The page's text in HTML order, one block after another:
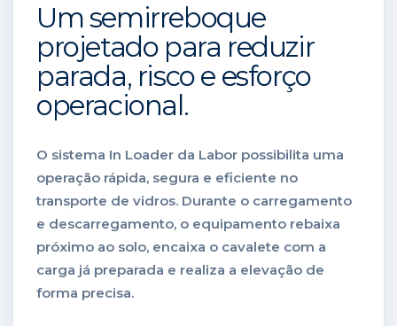
Um semirreboque
projetado para reduzir
parada, risco e esforço
operacional.
O sistema In Loader da Labor possibilita uma
operação rápida, segura e eficiente no
transporte de vidros. Durante o carregamento
e descarregamento, o equipamento rebaixa
próximo ao solo, encaixa o cavalete com a
carga já preparada e realiza a elevação de
forma precisa.